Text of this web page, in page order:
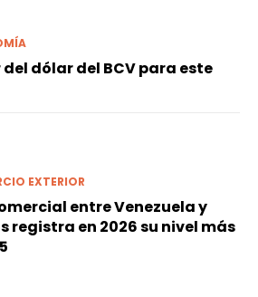
del dólar del BCV para este
EXTERIOR
entre Venezuela y
registra en 2026 su nivel más